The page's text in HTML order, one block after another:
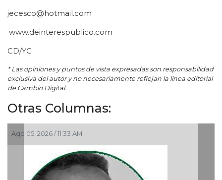
jecesco@hotmail.com
www.deinterespublico.com
CD/YC
* Las opiniones y puntos de vista expresadas son responsabilidad
exclusiva del autor y no necesariamente reflejan la línea editorial
de Cambio Digital.
Otras Columnas: